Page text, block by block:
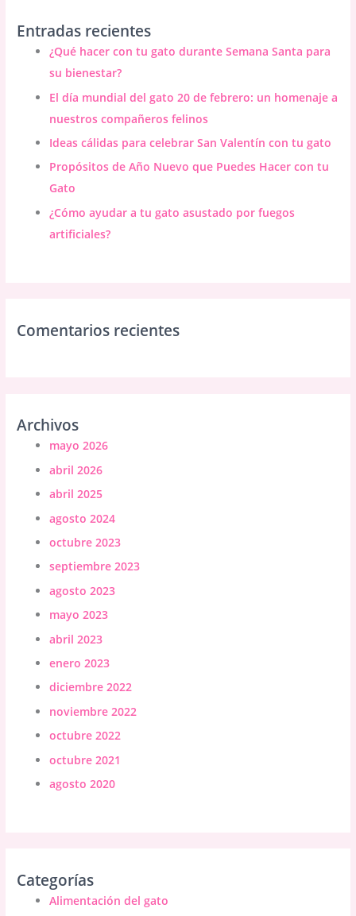
r
Entradas recientes
¿Qué hacer con tu gato durante Semana Santa para
su bienestar?
El día mundial del gato 20 de febrero: un homenaje a
nuestros compañeros felinos
Ideas cálidas para celebrar San Valentín con tu gato
Propósitos de Año Nuevo que Puedes Hacer con tu
Gato
¿Cómo ayudar a tu gato asustado por fuegos
artificiales?
Comentarios recientes
Archivos
mayo 2026
abril 2026
abril 2025
agosto 2024
octubre 2023
septiembre 2023
agosto 2023
mayo 2023
abril 2023
enero 2023
diciembre 2022
noviembre 2022
octubre 2022
octubre 2021
agosto 2020
Categorías
Alimentación del gato